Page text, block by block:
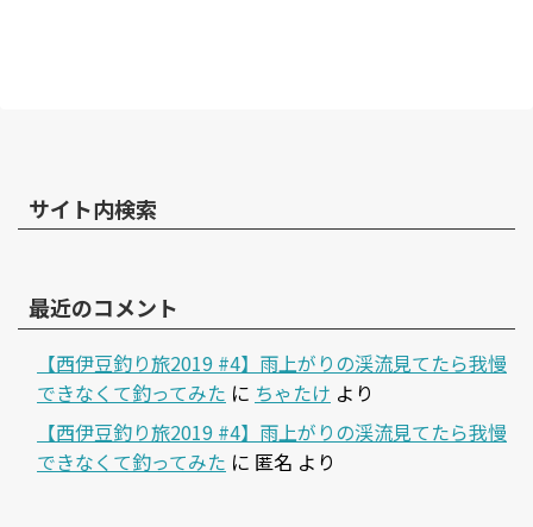
サイト内検索
最近のコメント
【西伊豆釣り旅2019 #4】雨上がりの渓流見てたら我慢
できなくて釣ってみた に ちゃたけ より
【西伊豆釣り旅2019 #4】雨上がりの渓流見てたら我慢
できなくて釣ってみた に 匿名 より